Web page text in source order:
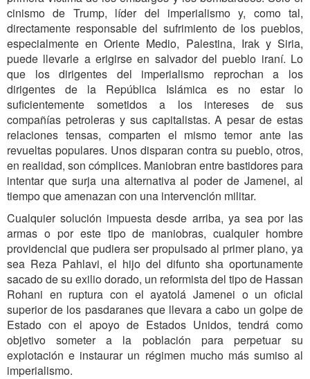
cinismo de Trump, líder del imperialismo y, como tal,
directamente responsable del sufrimiento de los pueblos,
especialmente en Oriente Medio, Palestina, Irak y Siria,
puede llevarle a erigirse en salvador del pueblo iraní. Lo
que los dirigentes del imperialismo reprochan a los
dirigentes de la República Islámica es no estar lo
suficientemente sometidos a los intereses de sus
compañías petroleras y sus capitalistas. A pesar de estas
relaciones tensas, comparten el mismo temor ante las
revueltas populares. Unos disparan contra su pueblo, otros,
en realidad, son cómplices. Maniobran entre bastidores para
intentar que surja una alternativa al poder de Jamenei, al
tiempo que amenazan con una intervención militar.
Cualquier solución impuesta desde arriba, ya sea por las
armas o por este tipo de maniobras, cualquier hombre
providencial que pudiera ser propulsado al primer plano, ya
sea Reza Pahlavi, el hijo del difunto sha oportunamente
sacado de su exilio dorado, un reformista del tipo de Hassan
Rohani en ruptura con el ayatolá Jamenei o un oficial
superior de los pasdaranes que llevara a cabo un golpe de
Estado con el apoyo de Estados Unidos, tendrá como
objetivo someter a la población para perpetuar su
explotación e instaurar un régimen mucho más sumiso al
imperialismo.